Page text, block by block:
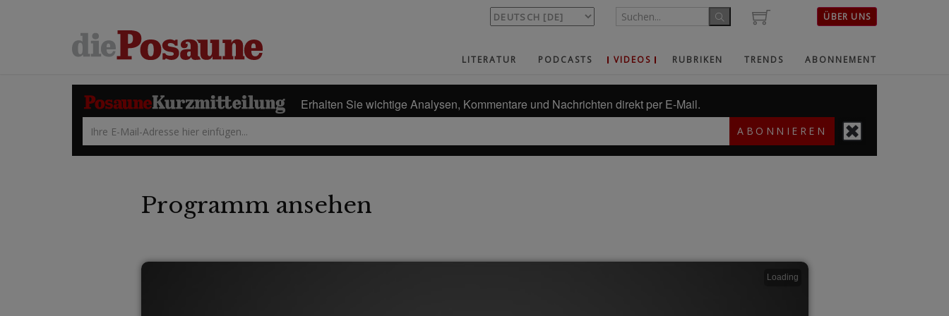
ÜBER UNS
LITERATUR PODCASTS VIDEOS RUBRIKEN TRENDS ABONNEMENT
Erhalten Sie wichtige Analysen, Kommentare und Nachrichten direkt per E-Mail.
ABONNIEREN
Programm ansehen
Loading